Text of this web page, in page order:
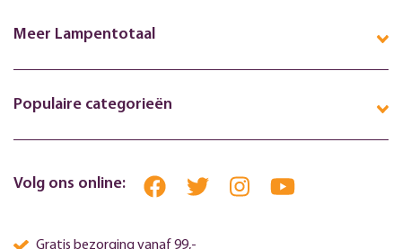
Meer Lampentotaal
Populaire categorieën
Volg ons online:
Gratis bezorging vanaf 99,-